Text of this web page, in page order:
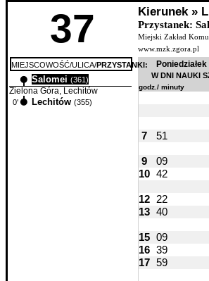
37 Kierunek »
Przystanek:
Miejski Zakład
www.mzk.zgora.pl
MIEJSCOWOŚĆ/ULICA/PRZYSTANKI:
Salomei (361)
Zielona Góra, Lechitów
0' Lechitów (355)
W DNI NAUKI
godz./ minuty
7 51
9 09
10 42
12 22
13 40
15 09
16 39
17 59